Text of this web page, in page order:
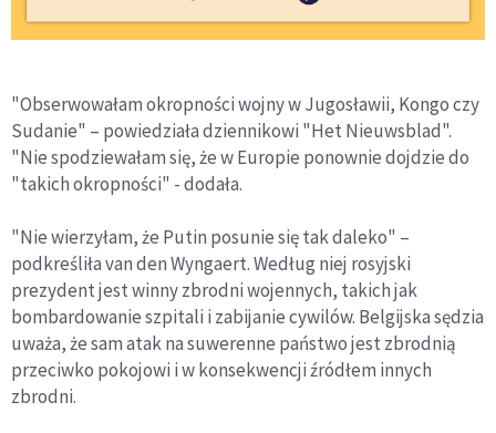
"Obserwowałam okropności wojny w Jugosławii, Kongo czy
Sudanie" – powiedziała dziennikowi "Het Nieuwsblad".
"Nie spodziewałam się, że w Europie ponownie dojdzie do
"takich okropności" - dodała.
"Nie wierzyłam, że Putin posunie się tak daleko" –
podkreśliła van den Wyngaert. Według niej rosyjski
prezydent jest winny zbrodni wojennych, takich jak
bombardowanie szpitali i zabijanie cywilów. Belgijska sędzia
uważa, że sam atak na suwerenne państwo jest zbrodnią
przeciwko pokojowi i w konsekwencji źródłem innych
zbrodni.